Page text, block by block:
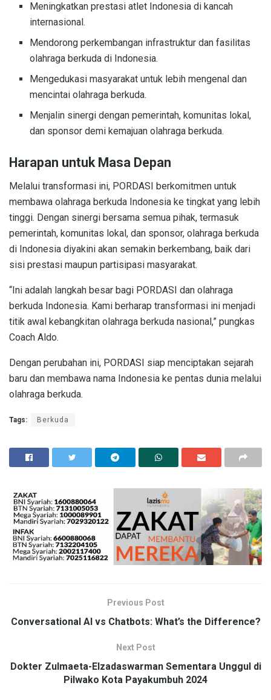
Meningkatkan prestasi atlet Indonesia di kancah
internasional.
Mendorong perkembangan infrastruktur dan fasilitas
olahraga berkuda di Indonesia.
Mengedukasi masyarakat untuk lebih mengenal dan
mencintai olahraga berkuda.
Menjalin sinergi dengan pemerintah, komunitas lokal,
dan sponsor demi kemajuan olahraga berkuda.
Harapan untuk Masa Depan
Melalui transformasi ini, PORDASI berkomitmen untuk
membawa olahraga berkuda Indonesia ke tingkat yang lebih
tinggi. Dengan sinergi bersama semua pihak, termasuk
pemerintah, komunitas lokal, dan sponsor, olahraga berkuda
di Indonesia diyakini akan semakin berkembang, baik dari
sisi prestasi maupun partisipasi masyarakat.
“Ini adalah langkah besar bagi PORDASI dan olahraga
berkuda Indonesia. Kami berharap transformasi ini menjadi
titik awal kebangkitan olahraga berkuda nasional,” pungkas
Coach Aldo.
Dengan perubahan ini, PORDASI siap menciptakan sejarah
baru dan membawa nama Indonesia ke pentas dunia melalui
olahraga berkuda.
Tags: Berkuda
Previous Post
Conversational AI vs Chatbots: What’s the Difference?
Next Post
Dokter Zulmaeta-Elzadaswarman Sementara Unggul di
Pilwako Kota Payakumbuh 2024